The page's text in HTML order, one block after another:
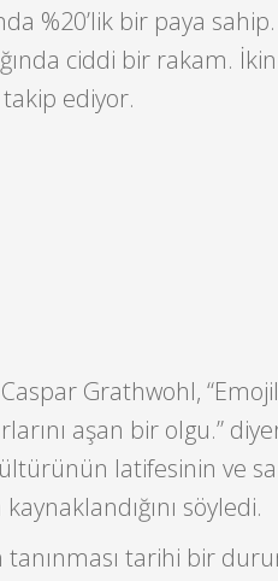
%20’lik bir paya
ciddi bir rakam.
ediyor.
Grathwohl,
aşan bir olgu.”
latifesinin ve
söyledi.
tarihi bir